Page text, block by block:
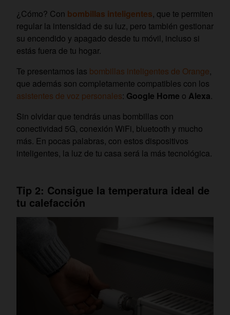
¿Cómo? Con bombillas inteligentes, que te permiten
regular la intensidad de su luz, pero también gestionar
su encendido y apagado desde tu móvil, incluso si
estás fuera de tu hogar.
Te presentamos las bombillas inteligentes de Orange,
que además son completamente compatibles con los
asistentes de voz personales: Google Home o Alexa.
Sin olvidar que tendrás unas bombillas con
conectividad 5G, conexión WiFi, bluetooth y mucho
más. En pocas palabras, con estos dispositivos
inteligentes, la luz de tu casa será la más tecnológica.
Tip 2: Consigue la temperatura ideal de
tu calefacción